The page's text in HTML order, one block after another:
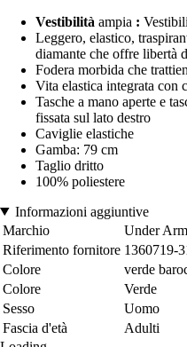
Vestibilità ampia :
Leggero, elastico,
diamante che offre libertà
Fodera morbida che
Vita elastica integrata con
Tasche a mano aperte e
fissata sul lato destro
Caviglie elastiche
Gamba: 79 cm
Taglio dritto
100% poliestere
Informazioni aggiuntive
Marchio
Under
Riferimento fornitore 1360719-
Colore
verde
Colore
Verde
Sesso
Uomo
Fascia d'età
Adulti